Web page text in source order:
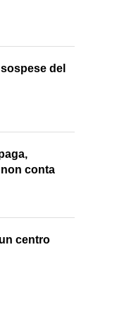
scritta «prezzo basso»
del
conta
centro